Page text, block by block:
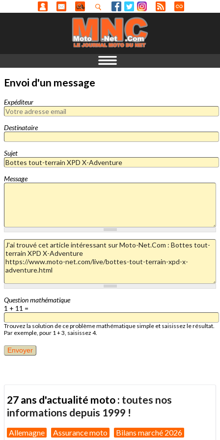
Envoi d'un message
Expéditeur
Destinataire
Sujet
Message
Question mathématique
1 + 11 =
Trouvez la solution de ce problème mathématique simple et saisissez le résultat.
Par exemple, pour 1 + 3, saisissez 4.
27 ans d'actualité moto : toutes nos
informations depuis 1999 !
Allemagne Assurance moto Bilans marché 2026